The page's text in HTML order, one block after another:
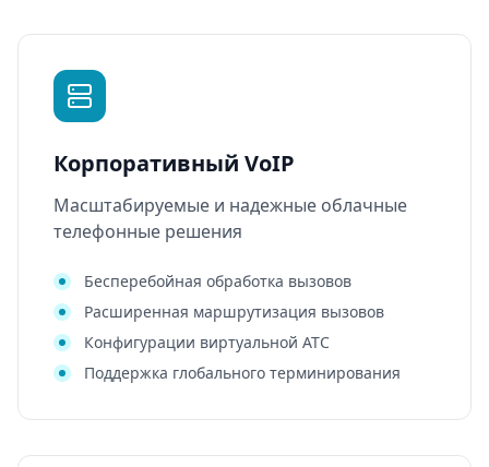
Корпоративный VoIP
Масштабируемые и надежные облачные
телефонные решения
Бесперебойная обработка вызовов
Расширенная маршрутизация вызовов
Конфигурации виртуальной АТС
Поддержка глобального терминирования